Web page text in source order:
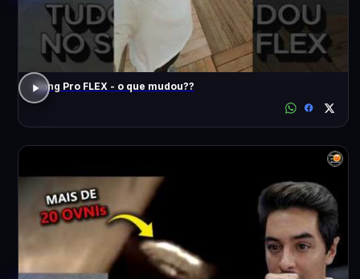
Song Pro FLEX - o que mudou??